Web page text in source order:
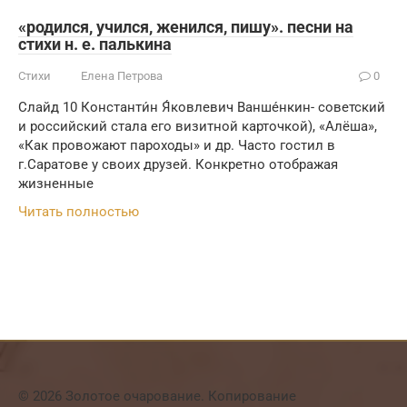
«родился, учился, женился, пишу». песни на
стихи н. е. палькина
Стихи Елена Петрова 0
Слайд 10 Константи́н Я́ковлевич Ванше́нкин- советский
и российский стала его визитной карточкой), «Алёша»,
«Как провожают пароходы» и др. Часто гостил в
г.Саратове у своих друзей. Конкретно отображая
жизненные
Читать полностью
© 2026 Золотое очарование. Копирование